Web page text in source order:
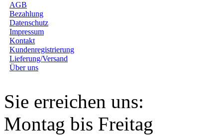
AGB
Bezahlung
Datenschutz
Impressum
Kontakt
Kundenregistrierung
Lieferung/Versand
Über uns
Sie erreichen uns:
Montag bis Freitag